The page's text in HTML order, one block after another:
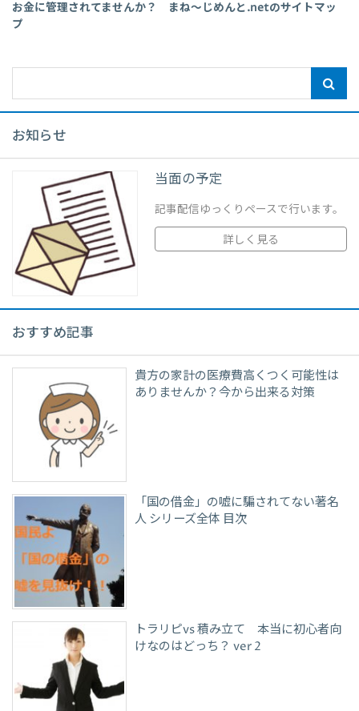
お金に管理されてませんか？ まね～じめんと.netのサイトマッ
プ
お知らせ
当面の予定
記事配信ゆっくりペースで行います。
詳しく見る
おすすめ記事
貴方の家計の医療費高くつく可能性は
ありませんか？今から出来る対策
「国の借金」の嘘に騙されてない著名
人 シリーズ全体 目次
トラリピvs 積み立て 本当に初心者向
けなのはどっち？ ver 2